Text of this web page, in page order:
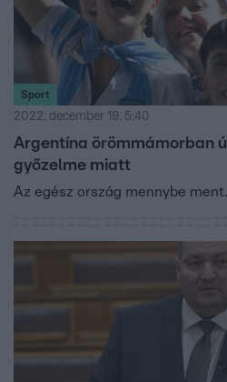
Sport
2022. december 19. 5:40
Argentína örömmámorban
győzelme miatt
Az egész ország mennybe ment.